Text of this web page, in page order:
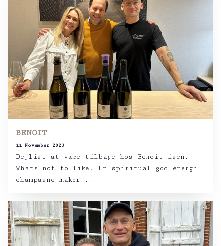
BENOIT
11 November 2023
Dejligt at være tilbage hos Benoit igen.
Whats not to like. En spiritual god energi
champagne maker...